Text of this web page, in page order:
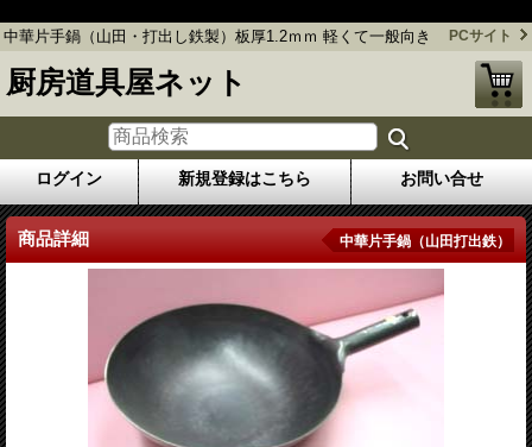
中華片手鍋（山田・打出し鉄製）板厚1.2ｍｍ 軽くて一般向き PCサイト
厨房道具屋ネット
ログイン 新規登録はこちら お問い合せ
商品詳細 中華片手鍋（山田打出鉄）